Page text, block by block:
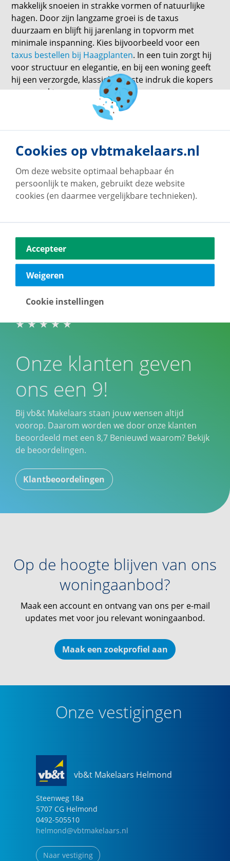
makkelijk snoeien in strakke vormen of natuurlijke
hagen. Door zijn langzame groei is de taxus
duurzaam en blijft hij jarenlang in topvorm met
minimale inspanning. Kies bijvoorbeeld voor een
taxus bestellen bij Haagplanten. In een tuin zorgt hij
voor structuur en elegantie, en bij een woning geeft
hij een verzorgde, klassieke eerste indruk die kopers
aanspreekt.
terug naar overzicht
Onze klanten geven
ons een 9!
Bij vb&t Makelaars staan jouw wensen altijd
voorop. Daarom worden we door onze klanten
beoordeeld met een 8,7 Benieuwd waarom? Bekijk
de beoordelingen.
Klantbeoordelingen
Op de hoogte blijven van ons
woningaanbod?
Maak een account en ontvang van ons per e-mail
updates met voor jou relevant woningaanbod.
Maak een zoekprofiel aan
Onze vestigingen
vb&t Makelaars Helmond
Steenweg 18a
5707 CG Helmond
0492-505510
helmond@vbtmakelaars.nl
Naar vestiging
Cookies op vbtmakelaars.nl
Om deze website optimaal behapbaar én
persoonlijk te maken, gebruikt deze website
cookies (en daarmee vergelijkbare technieken).
Accepteer
Weigeren
Cookie instellingen